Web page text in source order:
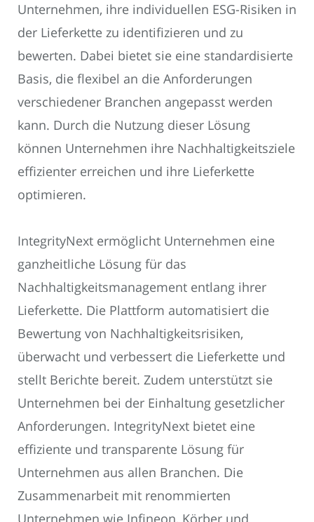
Unternehmen, ihre individuellen ESG-Risiken in
der Lieferkette zu identifizieren und zu
bewerten. Dabei bietet sie eine standardisierte
Basis, die flexibel an die Anforderungen
verschiedener Branchen angepasst werden
kann. Durch die Nutzung dieser Lösung
können Unternehmen ihre Nachhaltigkeitsziele
effizienter erreichen und ihre Lieferkette
optimieren.
IntegrityNext ermöglicht Unternehmen eine
ganzheitliche Lösung für das
Nachhaltigkeitsmanagement entlang ihrer
Lieferkette. Die Plattform automatisiert die
Bewertung von Nachhaltigkeitsrisiken,
überwacht und verbessert die Lieferkette und
stellt Berichte bereit. Zudem unterstützt sie
Unternehmen bei der Einhaltung gesetzlicher
Anforderungen. IntegrityNext bietet eine
effiziente und transparente Lösung für
Unternehmen aus allen Branchen. Die
Zusammenarbeit mit renommierten